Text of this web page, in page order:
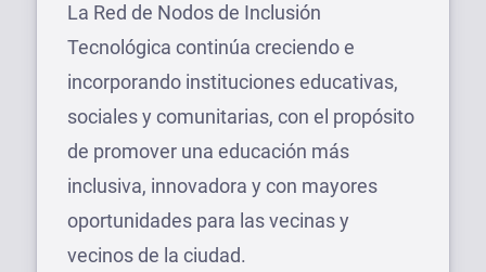
La Red de Nodos de Inclusión
Tecnológica continúa creciendo e
incorporando instituciones educativas,
sociales y comunitarias, con el propósito
de promover una educación más
inclusiva, innovadora y con mayores
oportunidades para las vecinas y
vecinos de la ciudad.